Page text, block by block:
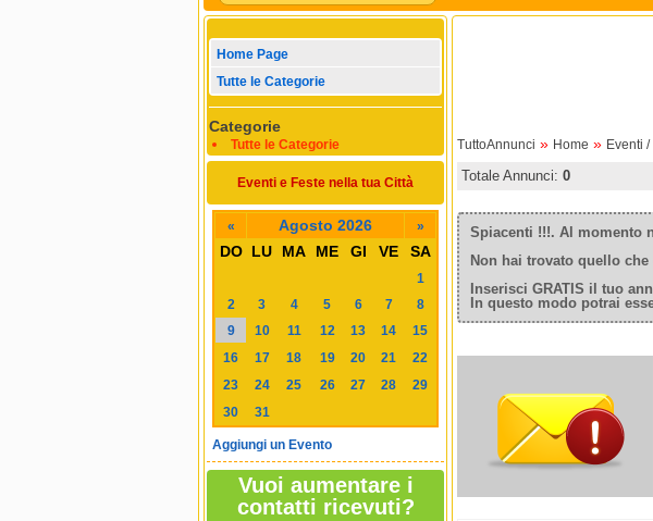
Home Page
Tutte le Categorie
Categorie
Tutte le Categorie
Eventi e Feste nella tua Città
« Agosto 2026 »
DO LU MA ME GI VE SA
1
2
3 4 5 6 7
8
9
10 11 12 13 14
15
16
17 18 19 20 21
22
23
24 25 26 27 28
29
30
31
Aggiungi un Evento
Vuoi aumentare i
contatti ricevuti?
TuttoAnnunci » Home » Eventi /
Totale Annunci: 0
Spiacenti !!!. Al momento
Non hai trovato quello che
Inserisci GRATIS il tuo
In questo modo potrai